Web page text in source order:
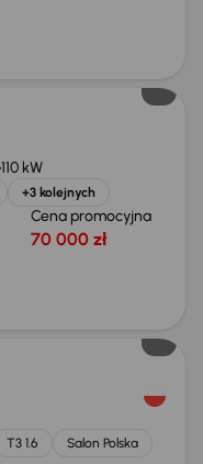
110 kW
+3 kolejnych
Cena promocyjna
70 000 zł
T3 1.6
Salon Polska